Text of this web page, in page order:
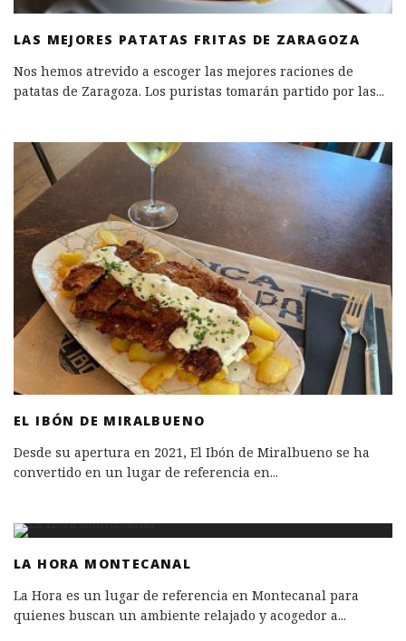
LAS MEJORES PATATAS FRITAS DE ZARAGOZA
Nos hemos atrevido a escoger las mejores raciones de
patatas de Zaragoza. Los puristas tomarán partido por las...
EL IBÓN DE MIRALBUENO
Desde su apertura en 2021, El Ibón de Miralbueno se ha
convertido en un lugar de referencia en...
LA HORA MONTECANAL
La Hora es un lugar de referencia en Montecanal para
quienes buscan un ambiente relajado y acogedor a...